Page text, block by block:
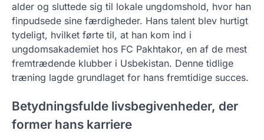
alder og sluttede sig til lokale ungdomshold, hvor han
finpudsede sine færdigheder. Hans talent blev hurtigt
tydeligt, hvilket førte til, at han kom ind i
ungdomsakademiet hos FC Pakhtakor, en af de mest
fremtrædende klubber i Usbekistan. Denne tidlige
træning lagde grundlaget for hans fremtidige succes.
Betydningsfulde livsbegivenheder, der
former hans karriere